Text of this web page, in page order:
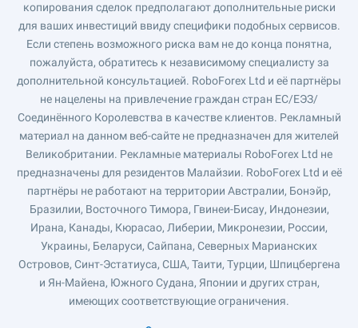
копирования сделок предполагают дополнительные риски
для ваших инвестиций ввиду специфики подобных сервисов.
Если степень возможного риска вам не до конца понятна,
пожалуйста, обратитесь к независимому специалисту за
дополнительной консультацией. RoboForex Ltd и её партнёры
не нацелены на привлечение граждан стран ЕС/ЕЭЗ/
Соединённого Королевства в качестве клиентов. Рекламный
материал на данном веб-сайте не предназначен для жителей
Великобритании. Рекламные материалы RoboForex Ltd не
предназначены для резидентов Малайзии. RoboForex Ltd и её
партнёры не работают на территории Австралии, Бонэйр,
Бразилии, Восточного Тимора, Гвинеи-Бисау, Индонезии,
Ирана, Канады, Кюрасао, Либерии, Микронезии, России,
Украины, Беларуси, Сайпана, Северных Марианских
Островов, Синт-Эстатиуса, США, Таити, Турции, Шпицбергена
и Ян-Майена, Южного Судана, Японии и других стран,
имеющих соответствующие ограничения.